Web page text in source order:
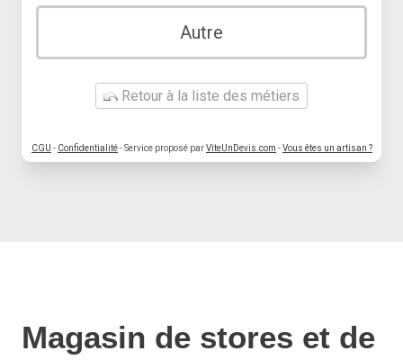
Autre
Retour à la liste des métiers
CGU - Confidentialité- Service proposé parViteUnDevis.com -Vous êtes un artisan ?
Magasin de stores et de